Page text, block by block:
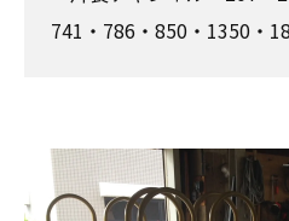
741・786・850・1350・